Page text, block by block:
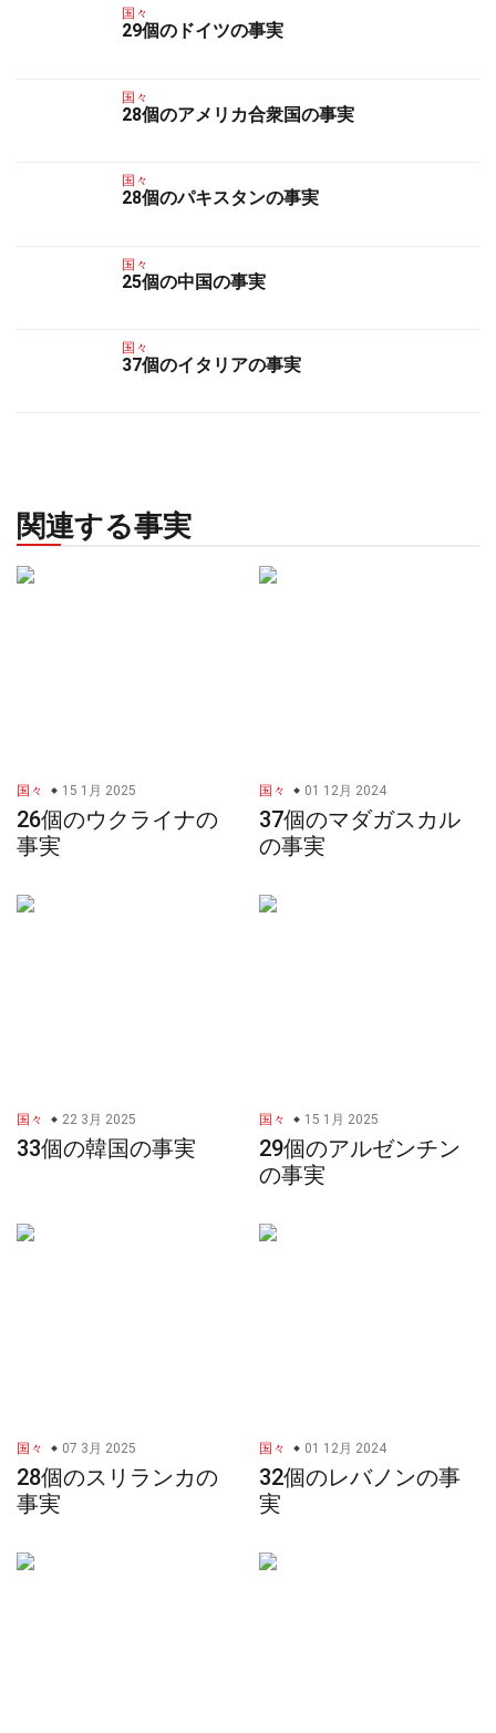
国々
29個のドイツの事実
国々
28個のアメリカ合衆国の事実
国々
28個のパキスタンの事実
国々
25個の中国の事実
国々
37個のイタリアの事実
関連する事実
国々 15 1月 2025
26個のウクライナの
事実
国々 01 12月 2024
37個のマダガスカル
の事実
国々 22 3月 2025
33個の韓国の事実
国々 15 1月 2025
29個のアルゼンチン
の事実
国々 07 3月 2025
28個のスリランカの
事実
国々 01 12月 2024
32個のレバノンの事
実